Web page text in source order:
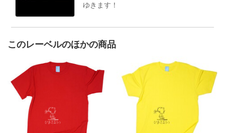
ゆきます！
このレーベルのほかの商品